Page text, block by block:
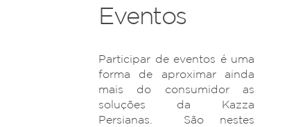
Eventos
Participar de eventos é uma
forma de aproximar ainda
mais do consumidor as
soluções da Kazza
Persianas. São nestes